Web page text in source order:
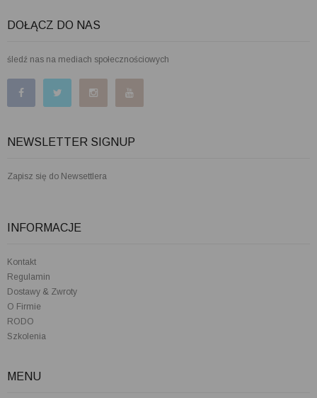
DOŁĄCZ DO NAS
śledź nas na mediach społecznościowych
NEWSLETTER SIGNUP
Zapisz się do Newsettlera
INFORMACJE
Kontakt
Regulamin
Dostawy & Zwroty
O Firmie
RODO
Szkolenia
MENU